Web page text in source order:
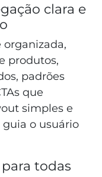
clara e
produtos,
padrões
que
simples e
guia o usuário
todas